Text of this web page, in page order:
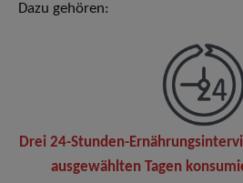
Dazu gehören:
Drei 24-Stunden-
ausgewählten Tagen